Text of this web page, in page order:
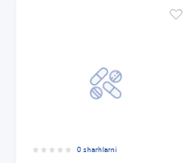
0 sharhlarni